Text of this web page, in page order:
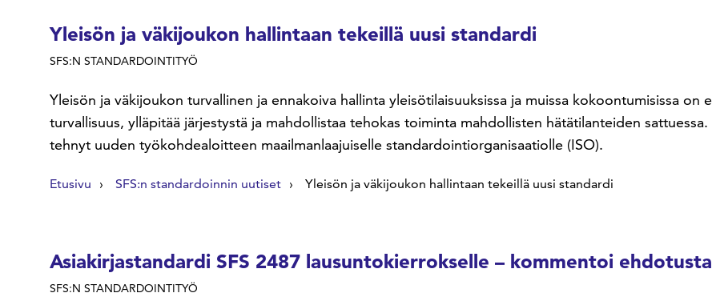
Yleisön ja väkijoukon hallintaan tekeillä uusi standardi
SFS:N STANDARDOINTITYÖ
Yleisön ja väkijoukon turvallinen ja ennakoiva hallinta yleisötilaisuuksissa ja muissa kokoontumisissa on
turvallisuus, ylläpitää järjestystä ja mahdollistaa tehokas toiminta mahdollisten hätätilanteiden
tehnyt uuden työkohdealoitteen maailmanlaajuiselle standardointiorganisaatiolle (ISO).
Etusivu SFS:n standardoinnin uutiset Yleisön ja väkijoukon hallintaan tekeillä uusi standardi
Asiakirjastandardi SFS 2487 lausuntokierrokselle – kommentoi ehdotusta
SFS:N STANDARDOINTITYÖ